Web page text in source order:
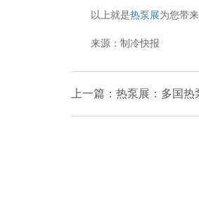
以上就是热泵展为您带
来源：制冷快报
上一篇：热泵展：多国